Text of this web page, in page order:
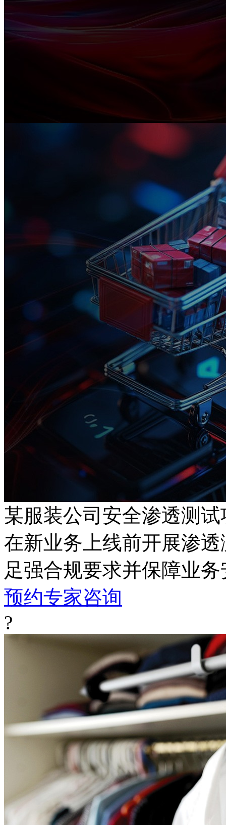
某服装公司安全渗透测试
在新业务上线前开展渗透测试
足强合规要求并保障业务
预约专家咨询
?